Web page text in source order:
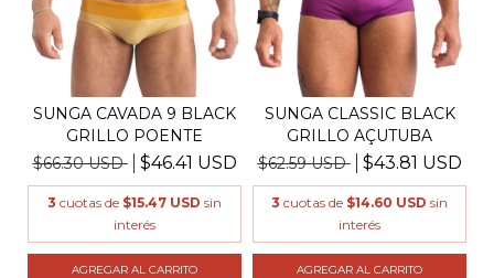
SUNGA CAVADA 9 BLACK
GRILLO POENTE
$66.30 USD
$46.41 USD
3 cuotas de $15.47 USD sin
interés
AGREGAR AL CARRITO
SUNGA CLASSIC BLACK
GRILLO AÇUTUBA
$62.59 USD
$43.81 USD
3 cuotas de $14.60 USD sin
interés
AGREGAR AL CARRITO